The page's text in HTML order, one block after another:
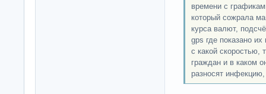
времени с
который сожрала
курса валют,
gps где показано
с какой скоростью,
граждан и в каком
разносят